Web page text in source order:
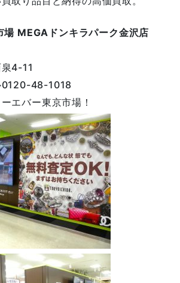
場 MEGAドンキラパーク金沢店
4-11
0120-48-1018
エバー東京市場！